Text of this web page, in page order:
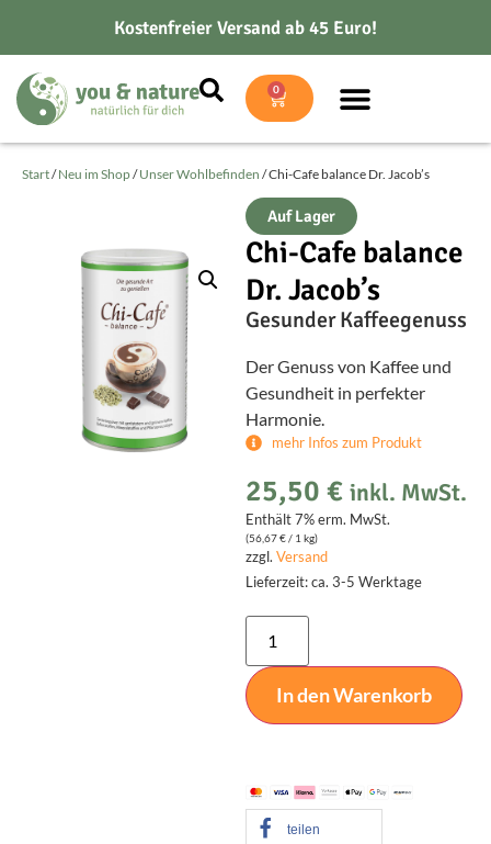
Kostenfreier Versand ab 45 Euro!
0
Start/Neu im Shop/Unser Wohlbefinden / Chi-Cafe balance Dr. Jacob’s
Auf Lager
Chi-Cafe balance
Dr. Jacob’s
Gesunder Kaffeegenuss
Der Genuss von Kaffee und
Gesundheit in perfekter
Harmonie.
mehr Infos zum Produkt
25,50 € inkl. MwSt.
Enthält 7% erm. MwSt.
(56,67€/ 1 kg)
zzgl. Versand
Lieferzeit: ca. 3-5 Werktage
In den Warenkorb
teilen